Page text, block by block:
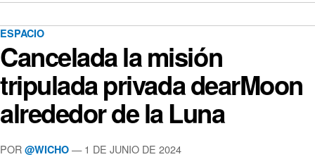
ESPACIO
Cancelada la misión
tripulada privada dearMoon
alrededor de la Luna
POR @WICHO — 1 DE JUNIO DE 2024